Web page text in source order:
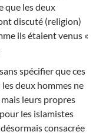
que les deux
discuté (religion)
ils étaient venus «
spécifier que ces
deux hommes ne
leurs propres
les islamistes
consacrée